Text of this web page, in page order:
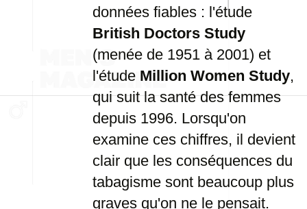
données fiables : l'étude
British Doctors Study
(menée de 1951 à 2001) et
l'étude Million Women Study,
qui suit la santé des femmes
depuis 1996. Lorsqu'on
examine ces chiffres, il devient
clair que les conséquences du
tabagisme sont beaucoup plus
graves qu'on ne le pensait.